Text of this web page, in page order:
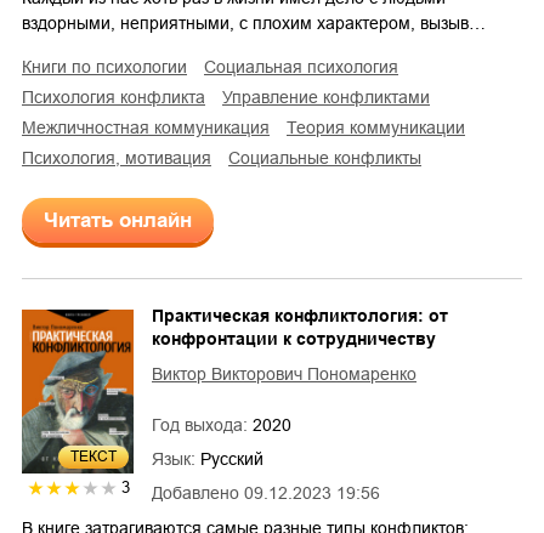
вздорными, неприятными, с плохим характером, вызыв…
книги по психологии
социальная психология
психология конфликта
управление конфликтами
межличностная коммуникация
теория коммуникации
психология, мотивация
социальные конфликты
Читать онлайн
ТЕКСТ
3 Добавлено 09.12.2023 19:56
Практическая конфликтология: от
конфронтации к сотрудничеству
Виктор Викторович Пономаренко
Год выхода: 2020
Язык: Русский
В книге затрагиваются самые разные типы конфликтов: